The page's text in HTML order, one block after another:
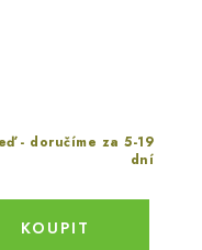
- doručíme za 5-19
dní